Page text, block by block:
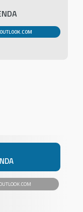
OUTLOOK.COM